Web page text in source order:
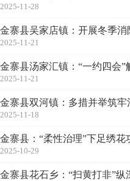
2025-11-28
金寨县吴家店镇：开展冬季
2025-11-21
金寨县汤家汇镇：“一约四会”
2025-11-21
金寨县双河镇：多措并举筑牢
2025-11-18
金寨县：“柔性治理”下足绣花
2025-10-29
金寨县花石乡：“扫黄打非”